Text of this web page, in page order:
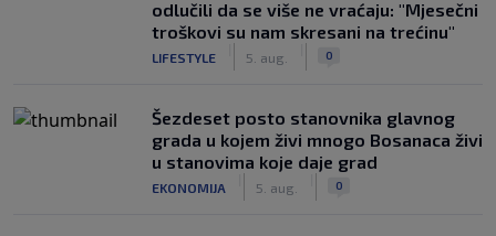
odlučili da se više ne vraćaju: "Mjesečni
troškovi su nam skresani na trećinu"
LIFESTYLE 5. aug. 0
Šezdeset posto stanovnika glavnog
grada u kojem živi mnogo Bosanaca živi
u stanovima koje daje grad
EKONOMIJA 5. aug. 0